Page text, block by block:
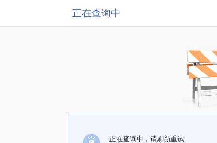
正在查询中
正在查询中，请刷新重试